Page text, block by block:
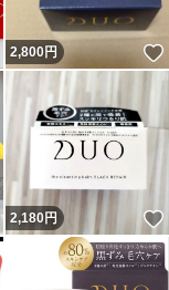
いいね！
2,800円
いいね！
2,180円